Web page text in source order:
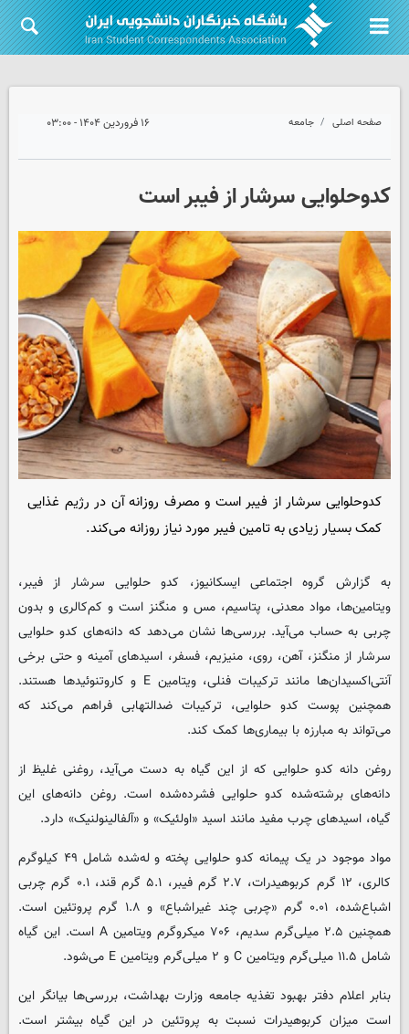
صفحه اصلی جامعه ۱۶ فروردین ۱۴۰۴ - ۰۳:۰۰
کدوحلوایی سرشار از فیبر است
کدوحلوایی سرشار از فیبر است و مصرف روزانه آن در رژیم غذایی
کمک بسیار زیادی به تامین فیبر مورد نیاز روزانه می‌کند.
به گزارش گروه اجتماعیایسکانیوز، کدو حلوایی سرشار از فیبر،
ویتامین‌ها، مواد معدنی، پتاسیم، مس و منگنز است و کم‌کالری و بدون
چربی به حساب می‌آید. بررسی‌ها نشان می‌دهد که دانه‌های کدو حلوایی
سرشار از منگنز، آهن، روی، منیزیم، فسفر، اسیدهای آمینه و حتی برخی
آنتی‌اکسیدان‌ها مانند ترکیبات فنلی، ویتامین E و کاروتنوئیدها هستند.
همچنین پوست کدو حلوایی، ترکیبات ضدالتهابی فراهم‌ می‌کند که
می‌تواند به مبارزه با بیماری‌ها کمک‌ کند.
روغن دانه کدو حلوایی که از این گیاه به دست می‌آید، روغنی غلیظ از
دانه‌های برشته‌شده کدو حلوایی فشرده‌شده است. روغن دانه‌های این
گیاه، اسیدهای چرب مفید مانند اسید «اولئیک» و «آلفالینولنیک» دارد.
مواد موجود در یک پیمانه کدو حلوایی پخته و له‌شده شامل ۴۹ کیلوگرم
کالری، ۱۲ گرم کربوهیدرات، ۲.۷ گرم فیبر، ۵.۱ گرم قند، ۰.۱ گرم چربی
اشباع‌شده، ۰.۰۱ گرم «چربی چند غیراشباع» و ۱.۸ گرم پروتئین است.
همچنین ۲.۵ میلی‌گرم سدیم، ۷۰۶ میکروگرم ویتامین A است. این گیاه
شامل ۱۱.۵ میلی‌گرم ویتامین C و ۲ میلی‌گرم ویتامین E می‌شود.
بنابر اعلام دفتر بهبود تغذیه جامعه وزارت بهداشت، بررسی‌ها بیانگر این
است میزان کربوهیدرات نسبت به پروتئین در این گیاه بیشتر است.